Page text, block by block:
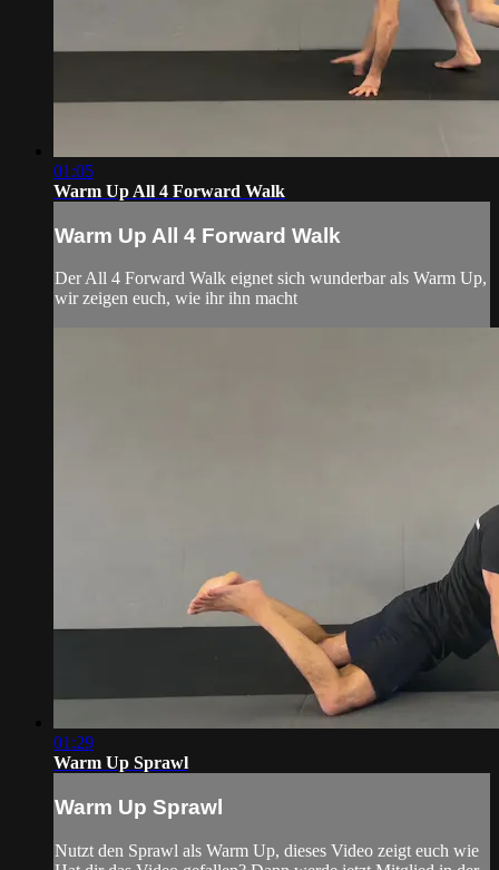
01:05
Warm Up All 4 Forward Walk
Warm Up All 4 Forward Walk
Der All 4 Forward Walk eignet sich wunderbar als Warm Up,
wir zeigen euch, wie ihr ihn macht
01:29
Warm Up Sprawl
Warm Up Sprawl
Nutzt den Sprawl als Warm Up, dieses Video zeigt euch wie